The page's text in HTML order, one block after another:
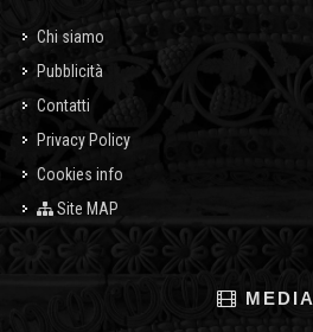
Chi siamo
Pubblicità
Contatti
Privacy Policy
Cookies info
Site MAP
MEDIA